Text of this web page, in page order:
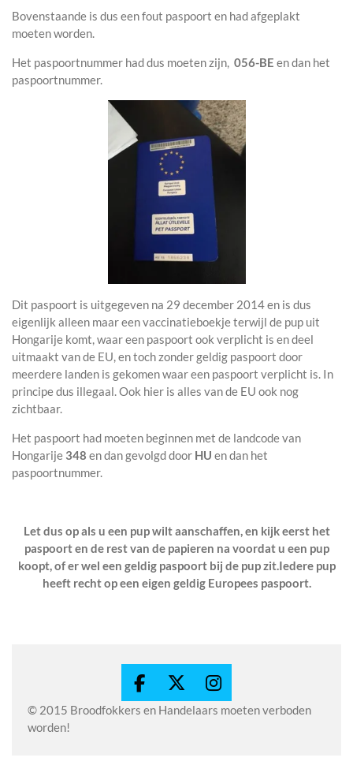
Bovenstaande is dus een fout paspoort en had afgeplakt
moeten worden.
Het paspoortnummer had dus moeten zijn, 056-BE en dan het
paspoortnummer.
Dit paspoort is uitgegeven na 29 december 2014 en is dus
eigenlijk alleen maar een vaccinatieboekje terwijl de pup uit
Hongarije komt, waar een paspoort ook verplicht is en deel
uitmaakt van de EU, en toch zonder geldig paspoort door
meerdere landen is gekomen waar een paspoort verplicht is. In
principe dus illegaal. Ook hier is alles van de EU ook nog
zichtbaar.
Het paspoort had moeten beginnen met de landcode van
Hongarije 348 en dan gevolgd door HU en dan het
paspoortnummer.
Let dus op als u een pup wilt aanschaffen, en kijk eerst het
paspoort en de rest van de papieren na voordat u een pup
koopt, of er wel een geldig paspoort bij de pup zit.Iedere pup
heeft recht op een eigen geldig Europees paspoort.
F
a
X
I
n
© 2015 Broodfokkers en Handelaars moeten verboden
worden!